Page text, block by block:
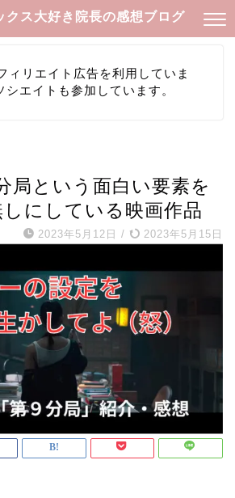
クス大好き院長の感想ブログ
ィリエイト広告を利用していま
エイトも参加しています。
局という面白い要素を
にしている映画作品
2023年5月12日 / 2023年5月15日